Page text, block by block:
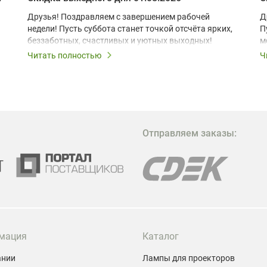
Друзья! Поздравляем с завершением рабочей
недели! Пусть суббота станет точкой отсчёта ярких,
беззаботных, счастливых и уютных выходных!
Читать полностью
Отправляем заказы:
Каталог
Лампы для проекторов